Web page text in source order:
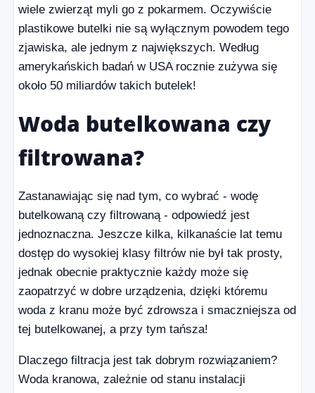
wiele zwierząt myli go z pokarmem. Oczywiście
plastikowe butelki nie są wyłącznym powodem tego
zjawiska, ale jednym z największych. Według
amerykańskich badań w USA rocznie zużywa się
około 50 miliardów takich butelek!
Woda butelkowana czy
filtrowana?
Zastanawiając się nad tym, co wybrać - wodę
butelkowaną czy filtrowaną - odpowiedź jest
jednoznaczna. Jeszcze kilka, kilkanaście lat temu
dostęp do wysokiej klasy filtrów nie był tak prosty,
jednak obecnie praktycznie każdy może się
zaopatrzyć w dobre urządzenia, dzięki któremu
woda z kranu może być zdrowsza i smaczniejsza od
tej butelkowanej, a przy tym tańsza!
Dlaczego filtracja jest tak dobrym rozwiązaniem?
Woda kranowa, zależnie od stanu instalacji